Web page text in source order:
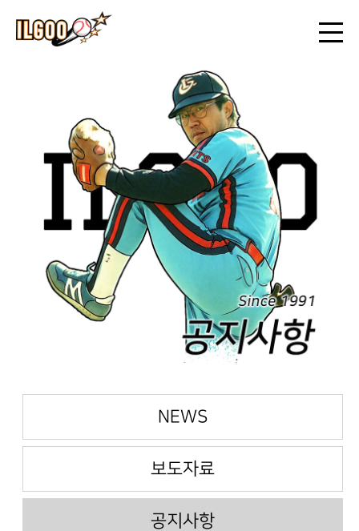
NEWS
보도자료
공지사항